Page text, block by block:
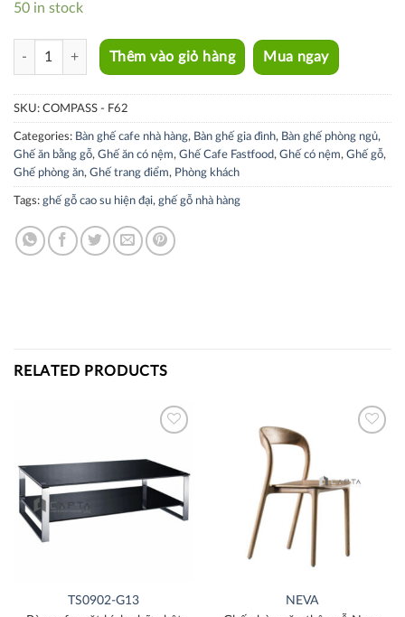
50 in stock
COMPASS - F62 quantity
Thêm vào giỏ hàng Mua ngay
SKU: COMPASS - F62
Categories: Bàn ghế cafe nhà hàng, Bàn ghế gia đình, Bàn ghế phòng ngủ,
Ghế ăn bằng gỗ, Ghế ăn có nệm, Ghế Cafe Fastfood, Ghế có nệm, Ghế gỗ,
Ghế phòng ăn, Ghế trang điểm, Phòng khách
Tags: ghế gỗ cao su hiện đại, ghế gỗ nhà hàng
RELATED PRODUCTS
TS0902-G13 NEVA